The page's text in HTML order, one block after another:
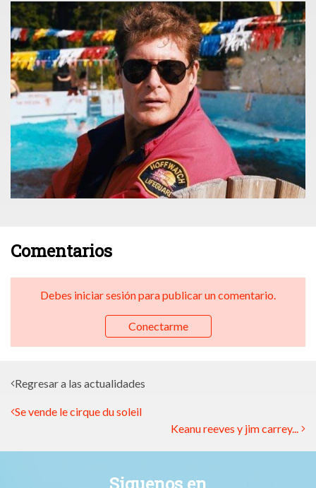
Comentarios
Debes iniciar sesión para publicar un comentario.
Conectarme
Regresar a las actualidades
Se vende le cirque du soleil
Keanu reeves y jim carrey...
Siguenos en